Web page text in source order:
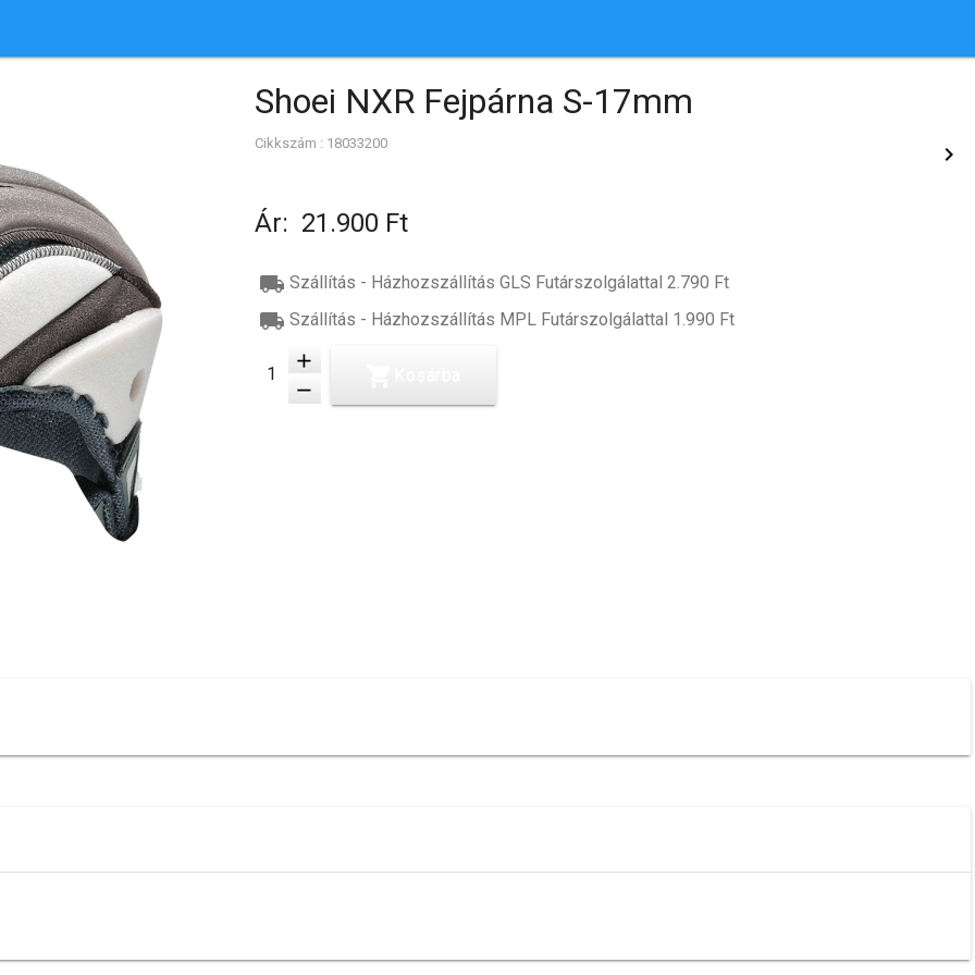
Shoei NXR Fejpárna S-17mm
Cikkszám : 18033200 keyboard_arrow_right
Ár: 21.900 Ft
local_shipping Szállítás - Házhozszállítás GLS Futárszolgálattal 2.790 Ft
local_shipping Szállítás - Házhozszállítás MPL Futárszolgálattal 1.990 Ft
add
remove